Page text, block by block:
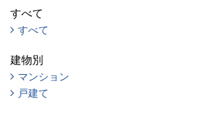
すべて
すべて
建物別
マンション
戸建て